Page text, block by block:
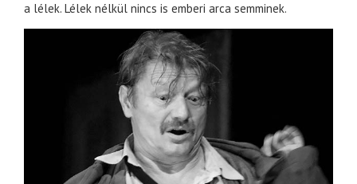
a lélek. Lélek nélkül nincs is emberi arca semminek.